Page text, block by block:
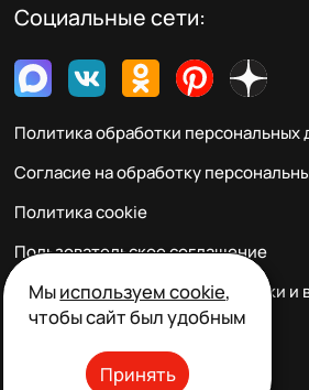
Социальные сети:
Политика обработки персональных
Согласие на обработку
Политика cookie
Пользовательское соглашение
Правила заказа, оплаты, доставки и
Реквизиты и контакты
Мыиспользуем cookie,
чтобы сайт был удобным
Принять